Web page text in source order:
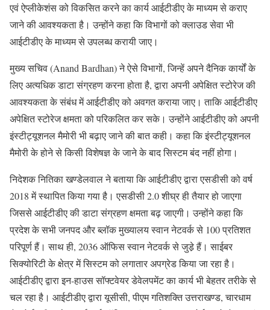
एवं ऐप्लीकेशंस को विकसित करने का कार्य आईटीडीए के माध्यम से कराए
जाने की आवश्यकता है। उन्होंने कहा कि विभागों को क्लाउड सेवा भी
आईटीडीए के माध्यम से उपलब्ध करायी जाए।
मुख्य सचिव (Anand Bardhan) ने ऐसे विभागों, जिन्हें अपने दैनिक कार्यों के
लिए अत्यधिक डाटा संग्रहण करना होता है, द्वारा अपनी अपेक्षित स्टोरेज की
आवश्यकता के संबंध में आईटीडीए को अवगत कराया जाए। ताकि आईटीडीए
अपेक्षित स्टोरेज क्षमता को परिकलित कर सके। उन्होंने आईटीडीए को अपनी
इंस्टीट्यूशनल मैमोरी भी बढ़ाए जाने की बात कही। कहा कि इंस्टीट्यूशनल
मैमोरी के होने से किसी विशेषज्ञ के जाने के बाद सिस्टम बंद नहीं होगा।
निदेशक नितिका खण्डेलवाल ने बताया कि आईटीडीए द्वारा एसडीसी को वर्ष
2018 में स्थापित किया गया है। एसडीसी 2.0 शीघ्र ही तैयार हो जाएगा
जिससे आईटीडीए की डाटा संग्रहण क्षमता बढ़ जाएगी। उन्होंने कहा कि
प्रदेश के सभी जनपद और ब्लॉक मुख्यालय स्वान नेटवर्क से 100 प्रतिशत
परिपूर्ण हैं। साथ ही, 2036 ऑफिस स्वान नेटवर्क से जुडे़ हैं। साईबर
सिक्योरिटी के क्षेत्र में सिस्टम को लगातार अपग्रेड किया जा रहा है।
आईटीडीए द्वारा इन-हाउस सॉफ्टवेयर डेवेलपमेंट का कार्य भी बेहतर तरीके से
चल रहा है। आईटीडीए द्वारा यूसीसी, पीएम गतिशक्ति उत्तराखण्ड, चारधाम